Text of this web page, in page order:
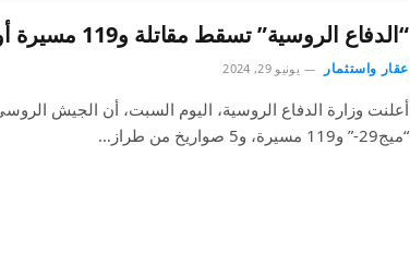
“الدفاع الروسية” تسقط مقاتلة و119 مسيرة أوكرانية
عقار واستثمار يونيو 29, 2024
أعلنت وزارة الدفاع الروسية، اليوم السبت، أن الجيش
“ميج29-” و119 مسيرة، و5 صواريخ من طراز…